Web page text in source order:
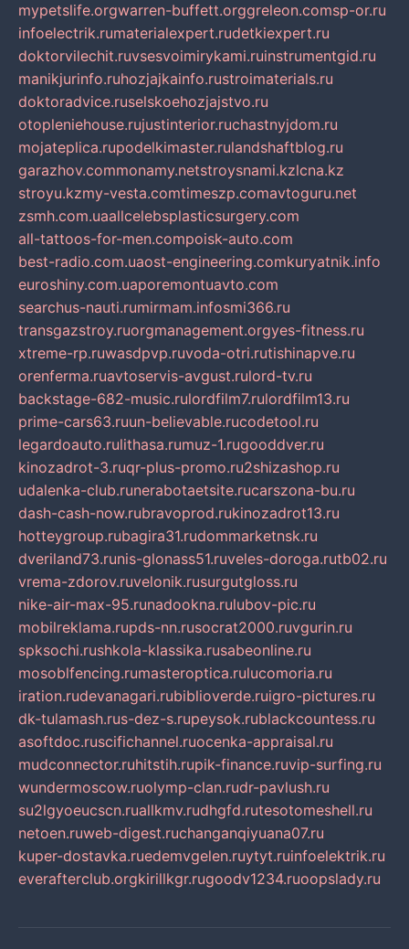
mypetslife.orgwarren-buffett.orggreleon.comsp-or.ru
infoelectrik.rumaterialexpert.rudetkiexpert.ru
doktorvilechit.ruvsesvoimirykami.ruinstrumentgid.ru
manikjurinfo.ruhozjajkainfo.rustroimaterials.ru
doktoradvice.ruselskoehozjajstvo.ru
otopleniehouse.rujustinterior.ruchastnyjdom.ru
mojateplica.rupodelkimaster.rulandshaftblog.ru
garazhov.commonamy.netstroysnami.kzlcna.kz
stroyu.kzmy-vesta.comtimeszp.comavtoguru.net
zsmh.com.uaallcelebsplasticsurgery.com
all-tattoos-for-men.compoisk-auto.com
best-radio.com.uaost-engineering.comkuryatnik.info
euroshiny.com.uaporemontuavto.com
searchus-nauti.rumirmam.infosmi366.ru
transgazstroy.ruorgmanagement.orgyes-fitness.ru
xtreme-rp.ruwasdpvp.ruvoda-otri.rutishinapve.ru
orenferma.ruavtoservis-avgust.rulord-tv.ru
backstage-682-music.rulordfilm7.rulordfilm13.ru
prime-cars63.ruun-believable.rucodetool.ru
legardoauto.rulithasa.rumuz-1.rugooddver.ru
kinozadrot-3.ruqr-plus-promo.ru2shizashop.ru
udalenka-club.runerabotaetsite.rucarszona-bu.ru
dash-cash-now.rubravoprod.rukinozadrot13.ru
hotteygroup.rubagira31.rudommarketnsk.ru
dveriland73.runis-glonass51.ruveles-doroga.rutb02.ru
vrema-zdorov.ruvelonik.rusurgutgloss.ru
nike-air-max-95.runadookna.rulubov-pic.ru
mobilreklama.rupds-nn.rusocrat2000.ruvgurin.ru
spksochi.rushkola-klassika.rusabeonline.ru
mosoblfencing.rumasteroptica.rulucomoria.ru
iration.rudevanagari.rubiblioverde.ruigro-pictures.ru
dk-tulamash.rus-dez-s.rupeysok.rublackcountess.ru
asoftdoc.ruscifichannel.ruocenka-appraisal.ru
mudconnector.ruhitstih.rupik-finance.ruvip-surfing.ru
wundermoscow.ruolymp-clan.rudr-pavlush.ru
su2lgyoeucscn.ruallkmv.rudhgfd.rutesotomeshell.ru
netoen.ruweb-digest.ruchanganqiyuana07.ru
kuper-dostavka.ruedemvgelen.ruytyt.ruinfoelektrik.ru
everafterclub.orgkirillkgr.rugoodv1234.ruoopslady.ru